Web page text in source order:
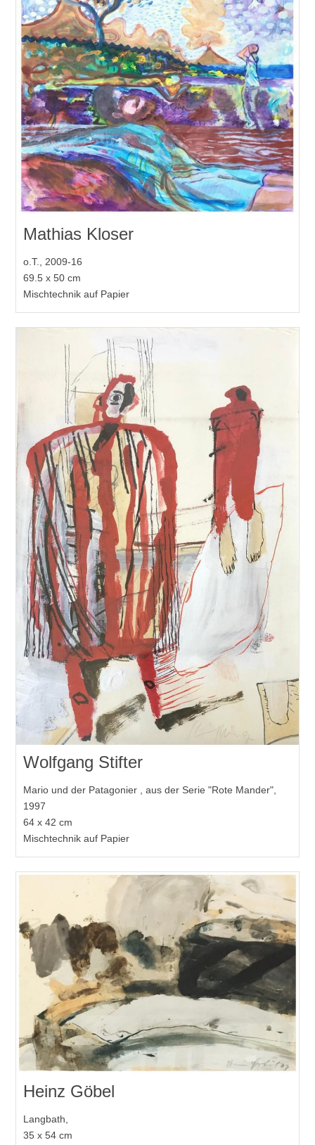
Mathias Kloser
o.T., 2009-16
69.5 x 50 cm
Mischtechnik auf Papier
Wolfgang Stifter
Mario und der Patagonier , aus der Serie "Rote Mander",
1997
64 x 42 cm
Mischtechnik auf Papier
Heinz Göbel
Langbath,
35 x 54 cm